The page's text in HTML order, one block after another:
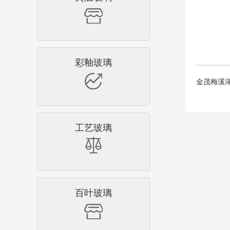
彩釉玻璃
工艺玻璃
百叶玻璃
金茂梅溪